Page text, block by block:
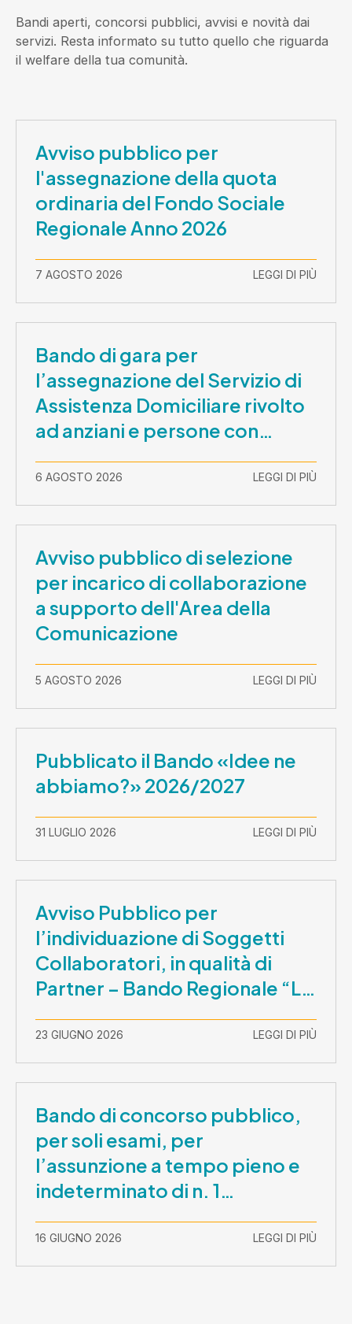
Bandi aperti, concorsi pubblici, avvisi e novità dai
servizi. Resta informato su tutto quello che riguarda
il welfare della tua comunità.
Avviso pubblico per
l'assegnazione della quota
ordinaria del Fondo Sociale
Regionale Anno 2026
7 AGOSTO 2026 LEGGI DI PIÙ
Bando di gara per
l’assegnazione del Servizio di
Assistenza Domiciliare rivolto
ad anziani e persone con
2026-30 settembre 2029
6 AGOSTO 2026 LEGGI DI PIÙ
Avviso pubblico di selezione
per incarico di collaborazione
a supporto dell'Area della
Comunicazione
5 AGOSTO 2026 LEGGI DI PIÙ
Pubblicato il Bando «Idee ne
abbiamo?» 2026/2027
31 LUGLIO 2026 LEGGI DI PIÙ
Avviso Pubblico per
l’individuazione di Soggetti
Collaboratori, in qualità di
Partner – Bando Regionale “La
Lombardia è dei Giovani 2026”
– CUP E81B26000210003
23 GIUGNO 2026 LEGGI DI PIÙ
Bando di concorso pubblico,
per soli esami, per
l’assunzione a tempo pieno e
indeterminato di n. 1
Assistente Sociale –
Comunicazione prova scritta e
prova orale
16 GIUGNO 2026 LEGGI DI PIÙ